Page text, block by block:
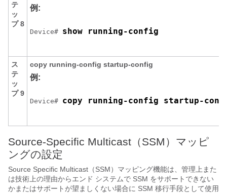
テ
ッ
プ 8
例:
Device# show running-config
ス
テ
ッ
プ 9
copy running-config startup-config
例:
Device# copy running-config startup-
Source-Specific Multicast（SSM）マッピ
ングの設定
Source Specific Multicast（SSM）マッピング機能は、管理上また
は技術上の理由からエンド システムで SSM をサポートできない
かまたはサポートが望ましくない場合に SSM 移行手段として使用